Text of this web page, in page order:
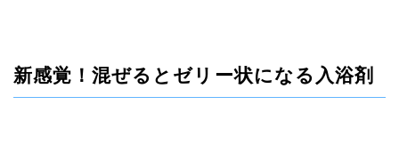
新感覚！混ぜるとゼリー状になる入浴剤